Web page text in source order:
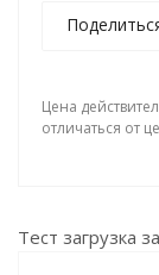
Цена
отличаться от
Тест загрузка